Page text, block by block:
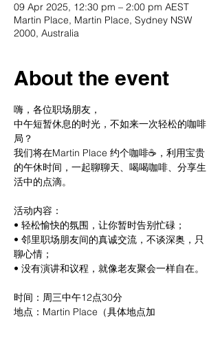
09 Apr 2025, 12:30 pm – 2:00 pm AEST
Martin Place, Martin Place, Sydney NSW
2000, Australia
About the event
嗨，各位职场朋友，
中午短暂休息的时光，不如来一次轻松的咖啡
局？
我们将在Martin Place 约个咖啡☕️，利用宝贵
的午休时间，一起聊聊天、喝喝咖啡、分享生
活中的点滴。
活动内容：
• 轻松愉快的氛围，让你暂时告别忙碌；
• 邻里职场朋友间的真诚交流，不谈深奥，只
聊心情；
• 没有演讲和议程，就像老友聚会一样自在。
时间：周三中午12点30分
地点：Martin Place（具体地点加